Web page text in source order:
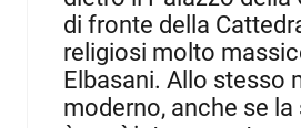
di fronte della
religiosi molto
Elbasani. Allo stesso
moderno, anche se